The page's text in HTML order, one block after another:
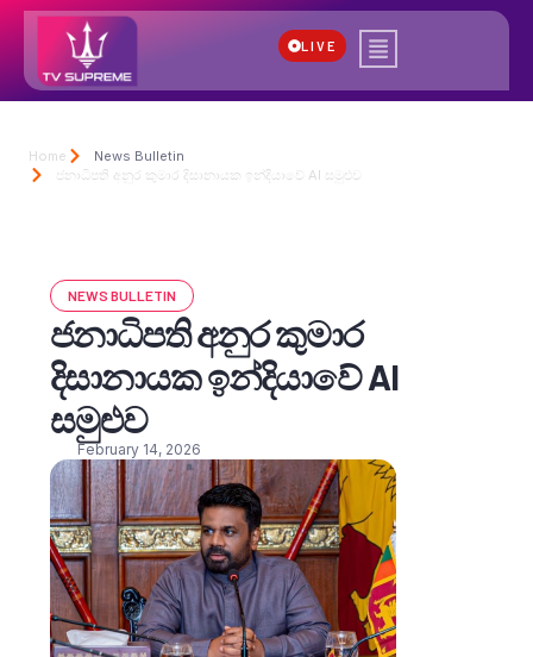
LIVE
Home
News Bulletin
ජනාධිපති අනුර කුමාර දිසානායක ඉන්දියාවේ AI සමුළුව
NEWS BULLETIN
ජනාධිපති අනුර කුමාර
දිසානායක ඉන්දියාවේ AI
සමුළුව
February 14, 2026